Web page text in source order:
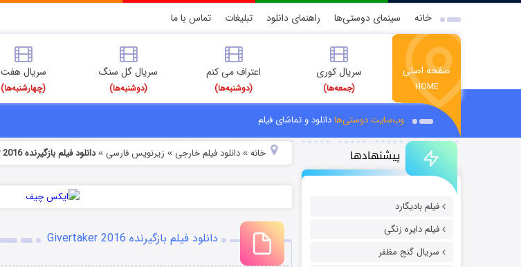
خانه سینمای دوستی‌ها راهنمای دانلود تبلیغات تماس با ما
صفحه اصلی
HOME
سریال کوری
(جمعه‌ها)
اعتراف می کنم
(دوشنبه‌ها)
سریال گل سنگ
(دوشنبه‌ها)
سریال هفت
(چهارشنبه‌ها)
وب‌سایت دوستی‌هادانلود و تماشای فیلم
پیشنهادها
فیلم بادیگارد
فیلم دایره زنگی
سریال گنج مظفر
خانه» دانلود فیلم خارجی » زیرنویس فارسی »دانلود فیلم بازگیرنده Givertaker 2016
دانلود فیلم بازگیرنده Givertaker 2016